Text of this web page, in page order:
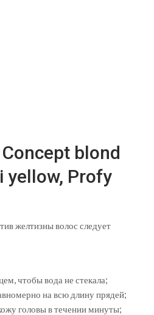
blond
yellow, Profy
желтизны волос следует
чтобы вода не стекала;
на всю длину прядей;
головы в течении минуты;